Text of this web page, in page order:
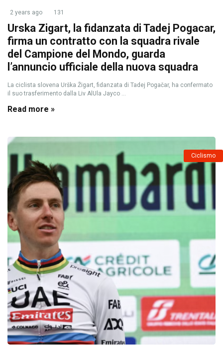
2 years ago 131
Urska Zigart, la fidanzata di Tadej Pogacar,
firma un contratto con la squadra rivale
del Campione del Mondo, guarda
l’annuncio ufficiale della nuova squadra
La ciclista slovena Urška Žigart, fidanzata di Tadej Pogačar, ha confermato
il suo trasferimento dalla Liv AlUla Jayco ...
Read more »
Ciclismo